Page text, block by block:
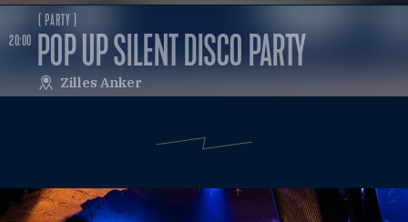
20:00
( PARTY )
POP UP SILENT DISCO PARTY
Zilles Anker